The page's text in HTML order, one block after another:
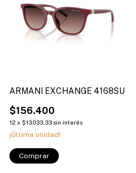
ARMANI EXCHANGE 4168SU
$156.400
12 x $13.033,33 sin interés
¡Última unidad!
Comprar